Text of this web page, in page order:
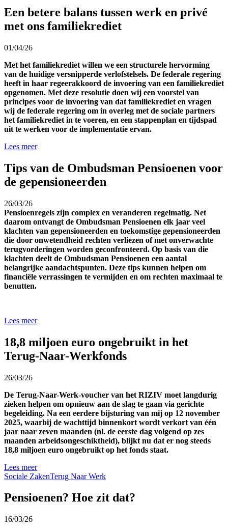
Een betere balans tussen werk en privé
met ons familiekrediet
01/04/26
Met het familiekrediet willen we een structurele hervorming
van de huidige versnipperde verlofstelsels. De federale regering
heeft in haar regeerakkoord de invoering van een familiekrediet
opgenomen. Met deze resolutie doen wij een voorstel van
principes voor de invoering van dat familiekrediet en vragen
wij de federale regering om in overleg met de sociale partners
het familiekrediet in te voeren, en een stappenplan en tijdspad
uit te werken voor de implementatie ervan.
Lees meer
Tips van de Ombudsman Pensioenen voor
de gepensioneerden
26/03/26
Pensioenregels zijn complex en veranderen regelmatig. Net
daarom ontvangt de Ombudsman Pensioenen elk jaar veel
klachten van gepensioneerden en toekomstige gepensioneerden
die door onwetendheid rechten verliezen of met onverwachte
terugvorderingen worden geconfronteerd. Op basis van die
klachten deelt de Ombudsman Pensioenen een aantal
belangrijke aandachtspunten. Deze tips kunnen helpen om
financiële verrassingen te vermijden en om rechten maximaal te
benutten.
Lees meer
18,8 miljoen euro ongebruikt in het
Terug-Naar-Werkfonds
26/03/26
De Terug-Naar-Werk-voucher van het RIZIV moet langdurig
zieken helpen om opnieuw aan de slag te gaan via gerichte
begeleiding. Na een eerdere bijsturing van mij op 12 november
2025, waarbij de wachttijd binnenkort wordt verkort van één
jaar naar zeven maanden (nl. de eerste dag volgend op zes
maanden arbeidsongeschiktheid), blijkt nu dat er nog steeds
18,8 miljoen euro ongebruikt op het fonds staat.
Lees meer
Sociale ZakenTerug Naar Werk
Pensioenen? Hoe zit dat?
16/03/26